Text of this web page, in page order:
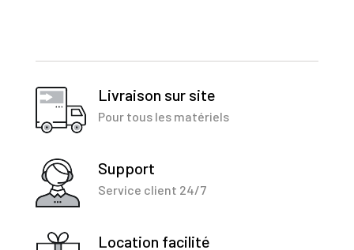
Livraison sur site
Pour tous les matériels
Support
Service client 24/7
Location facilité